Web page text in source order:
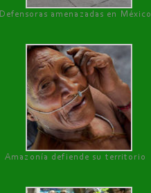
Defensoras amenazadas en México
Amazonía defiende su territorio